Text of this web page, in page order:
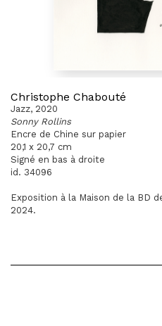
Christophe Chabouté
Jazz, 2020
Sonny Rollins
Encre de Chine sur papier
20,1 x 20,7 cm
Signé en bas à droite
id. 34096
Exposition à la Maison de la BD
2024.